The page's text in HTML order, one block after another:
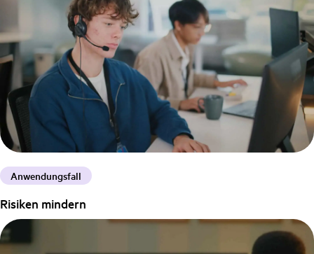
Anwendungsfall
Risiken mindern